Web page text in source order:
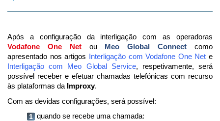
Após a configuração da interligação com as operadoras
Vodafone One Netou Meo Global Connect como
apresentado nos artigos
Interligação com Vodafone One Net e
Interligação com Meo Global Service, respetivamente, será
possível receber e efetuar chamadas telefónicas com recurso
às plataformas da Improxy.
Com as devidas configurações, será possível:
quando se recebe uma chamada: